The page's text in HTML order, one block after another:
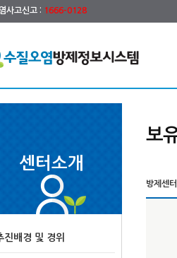
사고신고 : 1666-0128
센터소개
진배경 및 경위
보
방제센